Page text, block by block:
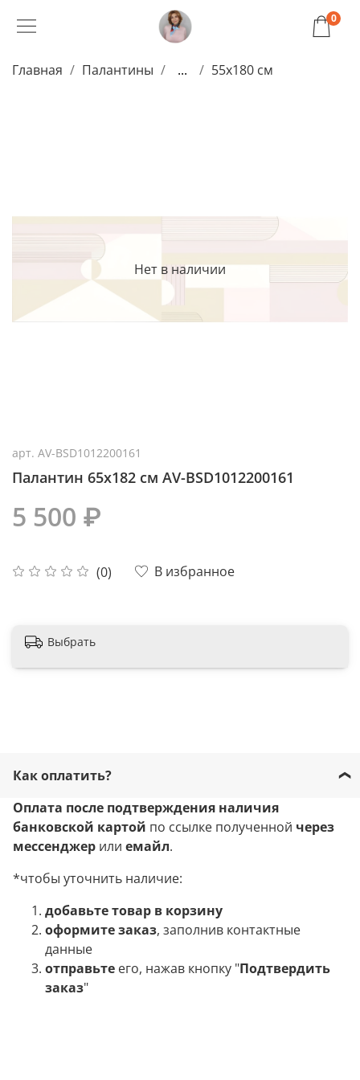
0
Главная Палантины ... 55x180 см
Нет в наличии
арт. AV-BSD1012200161
Палантин 65x182 см AV-BSD1012200161
(0) В избранное
5 500 ₽
Выбрать
Как оплатить?
Оплата после подтверждения наличия
банковской картой по ссылке полученной через
мессенджер или емайл.
*чтобы уточнить наличие:
добавьте товар в корзину
оформите заказ, заполнив контактные
данные
отправьте его, нажав кнопку "Подтвердить
заказ"